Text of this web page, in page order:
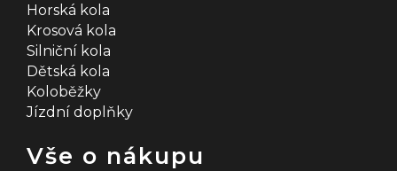
Horská kola
Krosová kola
Silniční kola
Dětská kola
Koloběžky
Jízdní doplňky
Vše o nákupu